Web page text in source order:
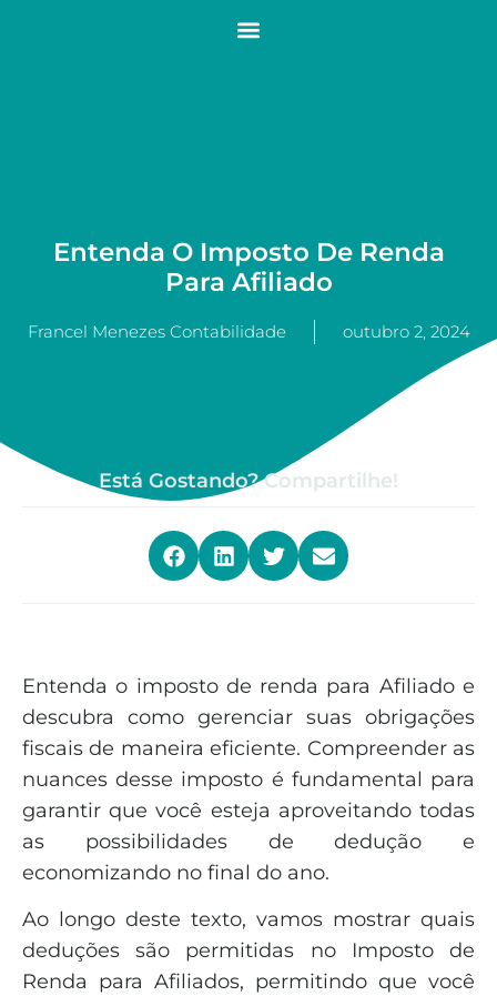
Entenda O Imposto De Renda
Para Afiliado
Francel Menezes Contabilidade outubro 2, 2024
Está Gostando? Compartilhe!
Entenda o imposto de renda para Afiliado e
descubra como gerenciar suas obrigações
fiscais de maneira eficiente. Compreender as
nuances desse imposto é fundamental para
garantir que você esteja aproveitando todas
as possibilidades de dedução e
economizando no final do ano.
Ao longo deste texto, vamos mostrar quais
deduções são permitidas no Imposto de
Renda para Afiliados, permitindo que você